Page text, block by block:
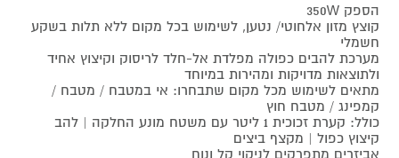
הספק 350W
קוצץ מזון אלחוטי/ נטען, לשימוש בכל מקום ללא תלות בשקע
חשמלי
מערכת להבים כפולה מפלדת אל-חלד לריסוק וקיצוץ אחיד
ולתוצאות מדויקות ומהירות במיוחד
מתאים לשימוש מכל מקום שתבחרו: אי במטבח / מטבח /
קמפינג / מטבח חוץ
כולל: קערת זכוכית 1 ליטר עם משטח מונע החלקה | להב
קיצוץ כפול | מקצף ביצים
אביזרים מתפרקים לניקוי קל ונוח